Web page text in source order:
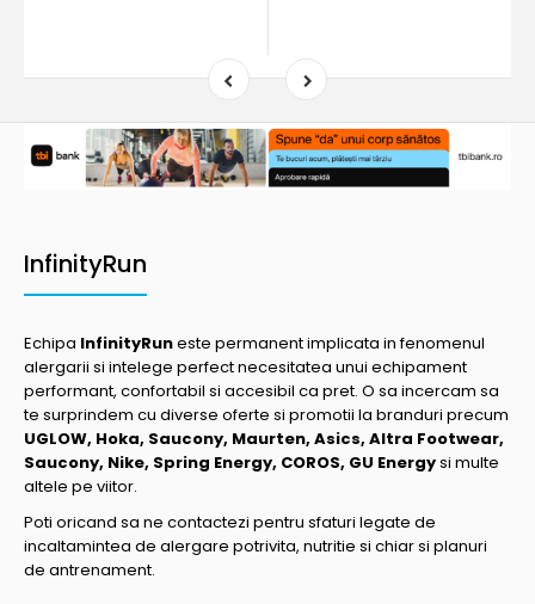
InfinityRun
Echipa InfinityRuneste permanent implicata in fenomenul
alergarii si intelege perfect necesitatea unui echipament
performant, confortabil si accesibil ca pret. O sa incercam sa
te surprindem cu diverse oferte si promotii la branduri precum
UGLOW, Hoka, Saucony, Maurten, Asics, Altra Footwear,
Saucony, Nike, Spring Energy, COROS, GU Energysi multe
altele pe viitor.
Poti oricand sa ne contactezi pentru sfaturi legate de
incaltamintea de alergare potrivita, nutritie si chiar si planuri
de antrenament.